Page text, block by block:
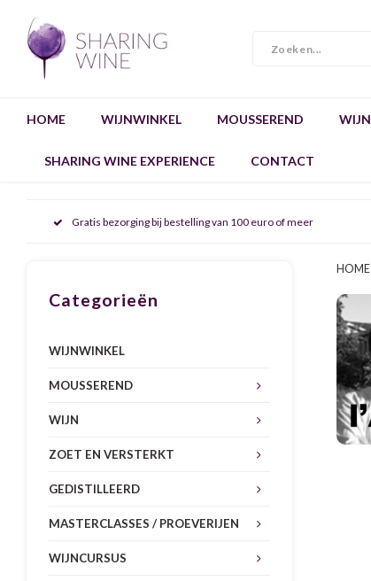
HOME WIJNWINKEL MOUSSEREND WIJN
SHARING WINE EXPERIENCE CONTACT
Gratis bezorging bij bestelling van 100 euro of meer
Categorieën
WIJNWINKEL
MOUSSEREND
WIJN
ZOET EN VERSTERKT
GEDISTILLEERD
MASTERCLASSES / PROEVERIJEN
WIJNCURSUS
HOME